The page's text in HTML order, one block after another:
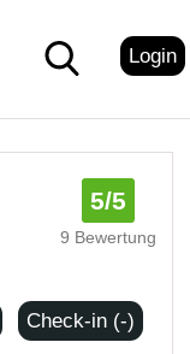
Login
5/5
9 Bewertung
Check-in (-)